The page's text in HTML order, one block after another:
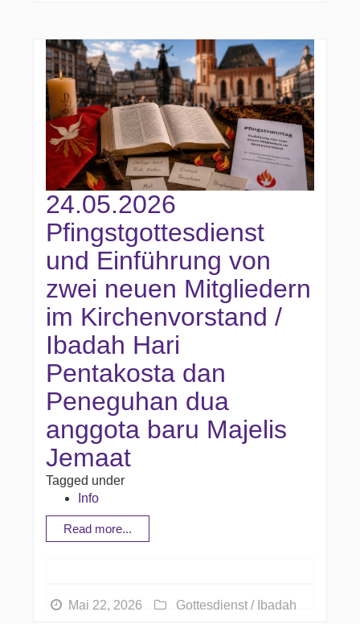
24.05.2026
Pfingstgottesdienst
und Einführung von
zwei neuen Mitgliedern
im Kirchenvorstand /
Ibadah Hari
Pentakosta dan
Peneguhan dua
anggota baru Majelis
Jemaat
Tagged under
Info
Read more...
Mai 22, 2026 Gottesdienst / Ibadah